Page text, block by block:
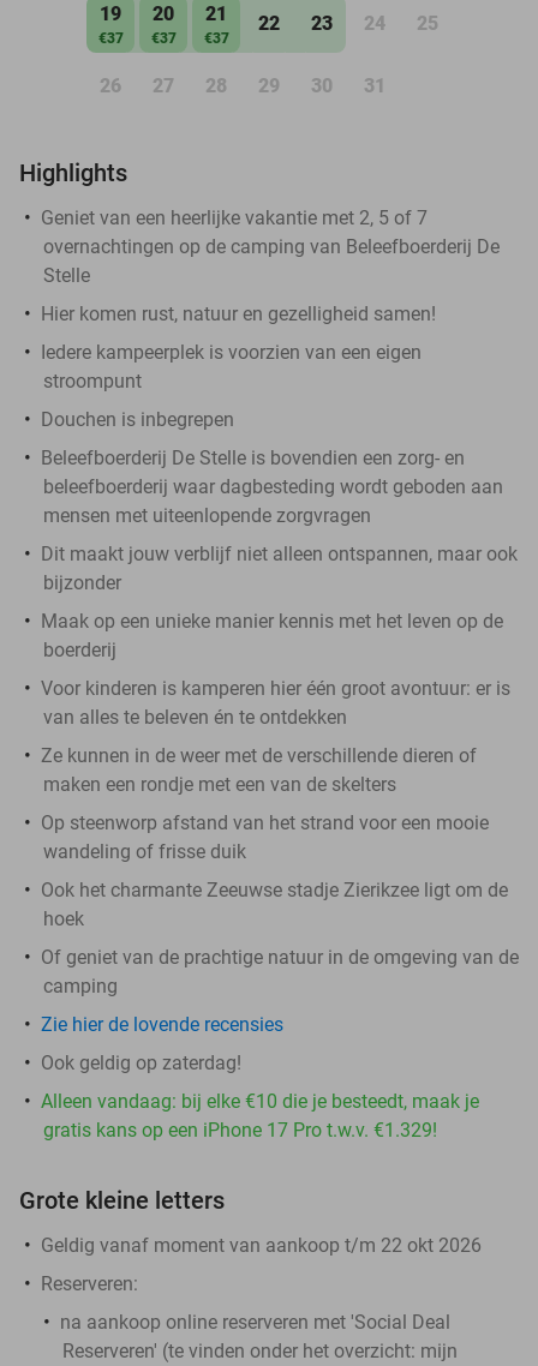
19
€37
20
€37
21
€37
22 23 24 25
26 27 28 29 30 31
Highlights
Geniet van een heerlijke vakantie met 2, 5 of 7
overnachtingen op de camping van Beleefboerderij De
Stelle
Hier komen rust, natuur en gezelligheid samen!
Iedere kampeerplek is voorzien van een eigen
stroompunt
Douchen is inbegrepen
Beleefboerderij De Stelle is bovendien een zorg- en
beleefboerderij waar dagbesteding wordt geboden aan
mensen met uiteenlopende zorgvragen
Dit maakt jouw verblijf niet alleen ontspannen, maar ook
bijzonder
Maak op een unieke manier kennis met het leven op de
boerderij
Voor kinderen is kamperen hier één groot avontuur: er is
van alles te beleven én te ontdekken
Ze kunnen in de weer met de verschillende dieren of
maken een rondje met een van de skelters
Op steenworp afstand van het strand voor een mooie
wandeling of frisse duik
Ook het charmante Zeeuwse stadje Zierikzee ligt om de
hoek
Of geniet van de prachtige natuur in de omgeving van de
camping
Zie hier de lovende recensies
Ook geldig op zaterdag!
Alleen vandaag: bij elke €10 die je besteedt, maak je
gratis kans op een iPhone 17 Pro t.w.v. €1.329!
Grote kleine letters
Geldig vanaf moment van aankoop t/m 22 okt 2026
Reserveren:
na aankoop online reserveren met 'Social Deal
Reserveren' (te vinden onder het overzicht: mijn